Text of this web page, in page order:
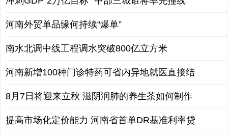
河南外贸单品缘何持续“爆单”
南水北调中线工程调水突破800亿立方米
河南新增100种门诊特药可省内异地就医直接结
8月7日将迎来立秋 滋阴润肺的养生茶如何制作
提高市场化定价能力 河南省首单DR基准利率贷